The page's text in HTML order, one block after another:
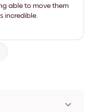
able to move them
incredible.